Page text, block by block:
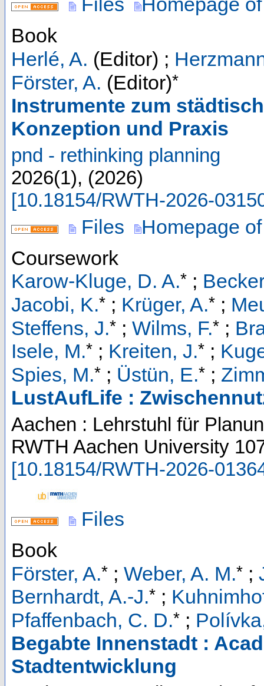
Book
Herlé, A. (Editor) ;
Förster, A. (Editor)*
Instrumente zum
Konzeption und Praxis
pnd - rethinking planning
2026(1), (2026)
[10.18154/RWTH-2026-
Files
Homepage
Coursework
Karow-Kluge, D. A.* ;
Jacobi, K.* ; Krüger, A.* ;
Steffens, J.* ; Wilms, F.* ;
Isele, M.* ; Kreiten, J.* ;
Spies, M.* ; Üstün, E.* ;
LustAufLife :
Aachen : Lehrstuhl für
RWTH Aachen University
[10.18154/RWTH-2026-
Files
Book
Förster, A.* ; Weber, A. M.* ;
Bernhardt, A.-J.* ;
Pfaffenbach, C. D.* ;
Begabte Innenstadt :
Stadtentwicklung